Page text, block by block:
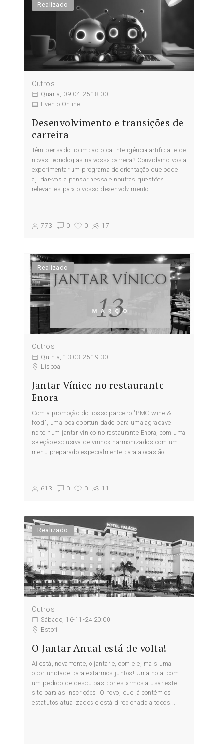
Realizado
Outros
Quarta, 09-04-25 18:00
Evento Online
Desenvolvimento e transições de
carreira
Têm pensado no impacto da inteligência artificial e de
novas tecnologias na vossa carreira? Convidamo-vos a
experimentar um programa de orientação que pode
ajudar-vos a pensar nessa e noutras questões
relevantes para o vosso desenvolvimento...
773 0 0 17
Realizado
Outros
Quinta, 13-03-25 19:30
Lisboa
Jantar Vínico no restaurante
Enora
Com a promoção do nosso parceiro "PMC wine &
food", uma boa oportunidade para uma agradável
noite num jantar vínico no restaurante Enora, com uma
seleção exclusiva de vinhos harmonizados com um
menu preparado especialmente para a ocasião.
613 0 0 11
Realizado
Outros
Sábado, 16-11-24 20:00
Estoril
O Jantar Anual está de volta!
Aí está, novamente, o jantar e, com ele, mais uma
oportunidade para estarmos juntos! Uma nota, com
um pedido de desculpas por estarmos a usar este
site para as inscrições. O novo, que já contém os
estatutos atualizados e está direcionado a todos...